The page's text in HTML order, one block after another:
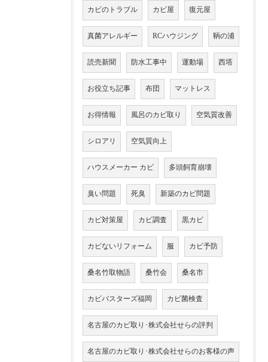
カビのトラブル カビ屋 復元屋
真菌アレルギー RCハウジング 鞆の浦
読売新聞 防水工事中 運動場 西塔
お役立ち記事 布団 マットレス
お得情報 風呂のカビ取り 空気質改善
シロアリ 空気質向上
ハウスメーカー カビ 多頭飼育崩壊
臭い問題 死臭 新築のカビ問題
カビ対策屋 カビ調査 黒カビ
カビないリフォーム 服 カビ予防
桑名竹取物語 桑竹会 桑名市
カビバスターズ福岡 カビ菌検査
名古屋のカビ取り･株式会社せらの評判
名古屋のカビ取り･株式会社せらのお客様の声